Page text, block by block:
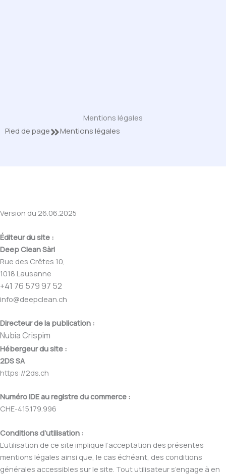
Mentions légales
Pied de page Mentions légales
Version du 26.06.2025
Éditeur du site :
Deep Clean Sàrl
Rue des Crêtes 10,
1018 Lausanne
+41 76 579 97 52
info@deepclean.ch
Directeur de la publication :
Nubia Crispim
Hébergeur du site :
2DS SA
https://2ds.ch
Numéro IDE au registre du commerce :
CHE-415.179.996
Conditions d’utilisation :
L’utilisation de ce site implique l’acceptation des présentes
mentions légales ainsi que, le cas échéant, des conditions
générales accessibles sur le site. Tout utilisateur s’engage à en